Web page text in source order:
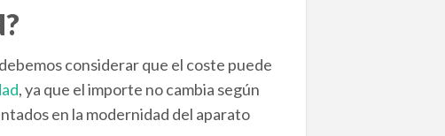
considerar que el coste puede
, ya que el importe no cambia según
en la modernidad del aparato